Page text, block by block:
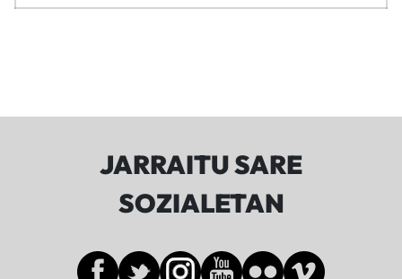
JARRAITU SARE
SOZIALETAN